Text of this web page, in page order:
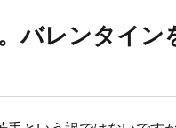
バレンタイン